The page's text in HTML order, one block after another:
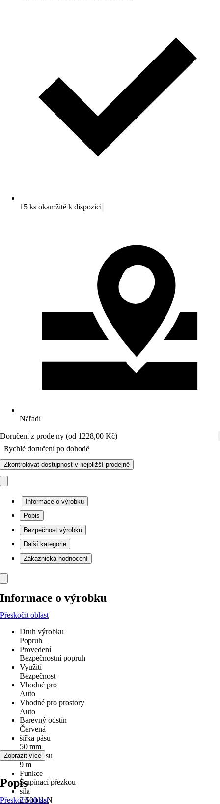
15 ks okamžitě k dispozici
Nářadí
Doručení z prodejny (od 1228,00 Kč)
Rychlé doručení po dohodě
Zkontrolovat dostupnost v nejbližší prodejně
Informace o výrobku
Popis
Bezpečnost výrobků
Další kategorie
Zákaznická hodnocení
Informace o výrobku
Přeskočit oblast
Druh výrobku
Popruh
Provedení
Bezpečnostní popruh
Využití
Bezpečnost
Vhodné pro
Auto
Vhodné pro prostory
Auto
Barevný odstín
Červená
šířka pásu
50 mm
délka pásu
9 m
Funkce
S upínací přezkou
síla
2 500 daN
Zobrazit více
Popis
Přeskočit oblast